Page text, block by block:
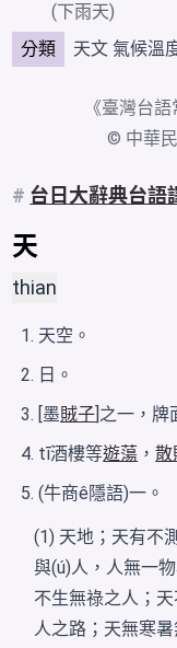
(下雨天)
分類
天文 氣候溫
《臺灣台語
© 中華
# 台日大辭典台語
天
thian
天空。
日。
[墨賊子]之一，牌
tī酒樓等遊蕩 ，散
(牛商ê隱語)一。
(1) 天地；天有不
與(ú)人，人無一
不生無祿之人；
人之路；天無寒